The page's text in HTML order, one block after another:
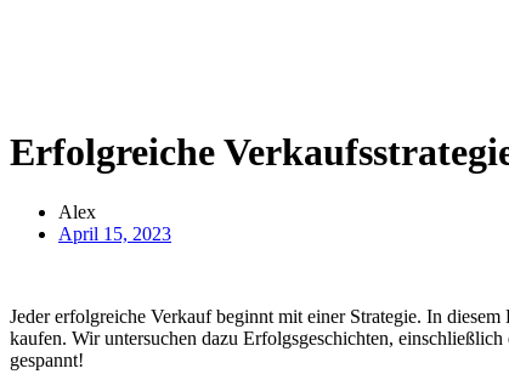
Erfolgreiche
Alex
April 15, 2023
Jeder erfolgreiche Verkauf beginnt mit einer Strategie. In
kaufen. Wir untersuchen dazu Erfolgsgeschichten,
gespannt!